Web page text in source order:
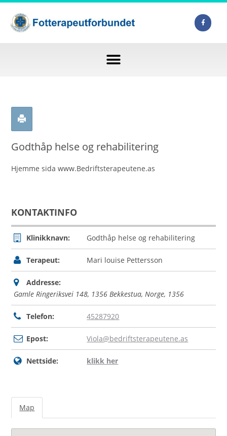
Godthåp helse og rehabilitering
Hjemme sida www.Bedriftsterapeutene.as
KONTAKTINFO
Klinikknavn: Godthåp helse og rehabilitering
Terapeut: Mari louise Pettersson
Addresse:
Gamle Ringeriksvei 148, 1356 Bekkestua, Norge, 1356
Telefon: 45287920
Epost: Viola@bedriftsterapeutene.as
Nettside: klikk her
Map